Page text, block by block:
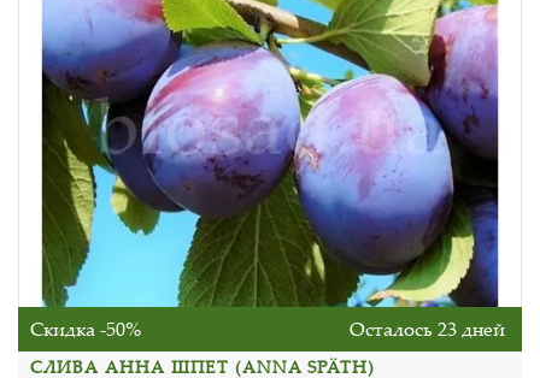
Скидка -50% Осталось 23 дней
СЛИВА АННА ШПЕТ (ANNA SPÄTH)